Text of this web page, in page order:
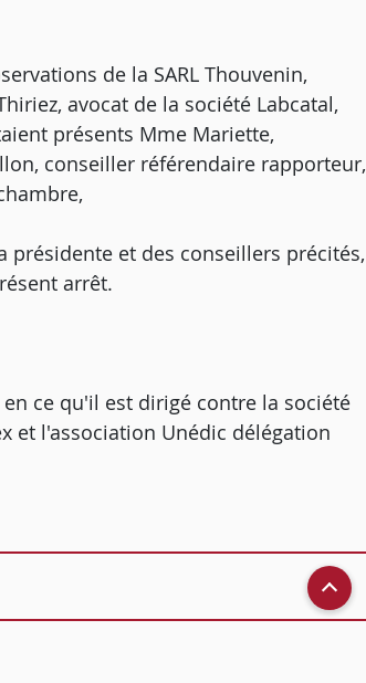
de la SARL Thouvenin,
avocat de la société Labcatal,
présents Mme Mariette,
conseiller référendaire rapporteur,
présidente et des conseillers précités,
arrêt.
ce qu'il est dirigé contre la société
et l'association Unédic délégation